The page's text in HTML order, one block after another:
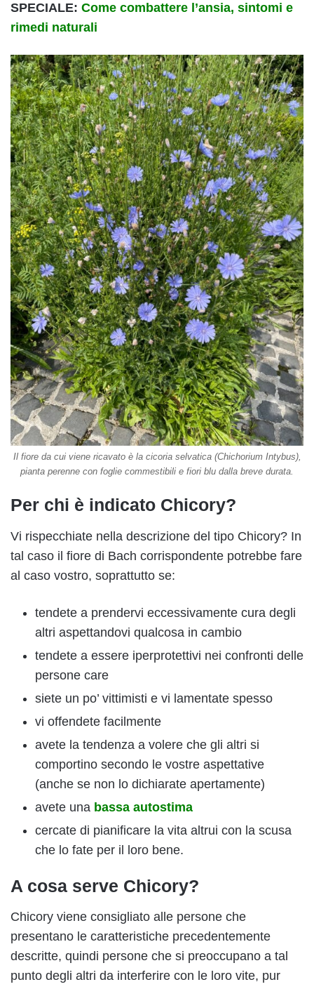
SPECIALE: Come combattere l’ansia, sintomi e
rimedi naturali
Il fiore da cui viene ricavato è la cicoria selvatica (Chichorium Intybus),
pianta perenne con foglie commestibili e fiori blu dalla breve durata.
Per chi è indicato Chicory?
Vi rispecchiate nella descrizione del tipo Chicory? In
tal caso il fiore di Bach corrispondente potrebbe fare
al caso vostro, soprattutto se:
tendete a prendervi eccessivamente cura degli
altri aspettandovi qualcosa in cambio
tendete a essere iperprotettivi nei confronti delle
persone care
siete un po’ vittimisti e vi lamentate spesso
vi offendete facilmente
avete la tendenza a volere che gli altri si
comportino secondo le vostre aspettative
(anche se non lo dichiarate apertamente)
avete una bassa autostima
cercate di pianificare la vita altrui con la scusa
che lo fate per il loro bene.
A cosa serve Chicory?
Chicory viene consigliato alle persone che
presentano le caratteristiche precedentemente
descritte, quindi persone che si preoccupano a tal
punto degli altri da interferire con le loro vite, pur